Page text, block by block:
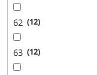
62 12
63 12